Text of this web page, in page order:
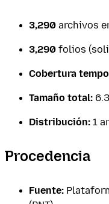
3,290 archivos
3,290 folios
Cobertura
Tamaño total:
Distribución: 1
Procedencia
Fuente: